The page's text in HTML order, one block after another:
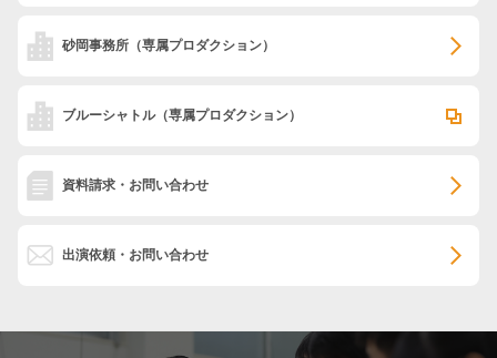
砂岡事務所 （専属プロダクション）
ブルーシャトル（専属プロダクション）
資料請求・お問い合わせ
出演依頼・お問い合わせ